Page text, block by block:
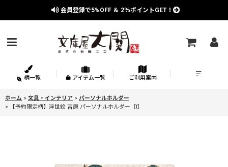
会員登録で5%OFF ＆ 2％ポイントGET！
柄一覧 アイテム一覧 ご利用案内
ホーム > 文具・インテリア > パーソナルホルダー
>
【予約限定柄】浮世絵 吉原 パーソナルホルダー［t］